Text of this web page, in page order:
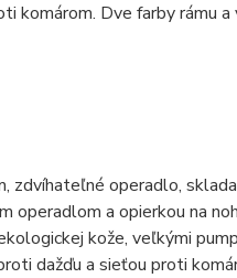
komárom. Dve farby rámu
operadlo,
operadlom a opierkou na
kože, veľkými
dažďu a sieťou proti